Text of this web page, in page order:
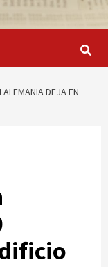
ALEMANIA DEJA EN